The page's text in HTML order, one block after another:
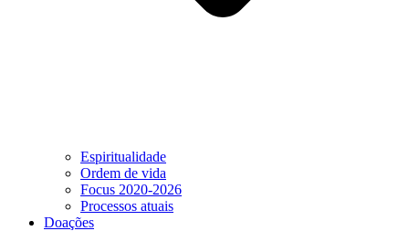
Espiritualidade
Ordem de vida
Focus 2020-2026
Processos atuais
Doações